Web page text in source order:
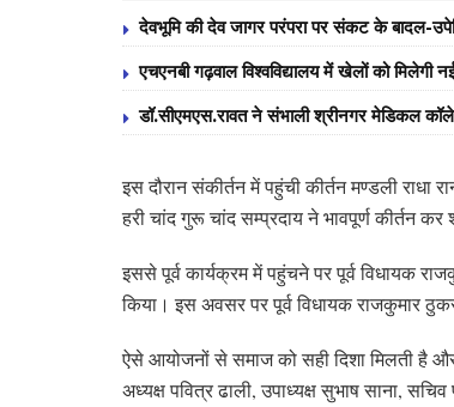
देवभूमि की देव जागर परंपरा पर संकट के बादल-
एचएनबी गढ़वाल विश्वविद्यालय में खेलों को मिलेगी
डॉ.सीएमएस.रावत ने संभाली श्रीनगर मेडिकल
इस दौरान संकीर्तन में पहुंची कीर्तन मण्डली राधा
हरी चांद गुरू चांद सम्प्रदाय ने भावपूर्ण कीर्तन
इससे पूर्व कार्यक्रम में पहुंचने पर पूर्व विधायक
किया। इस अवसर पर पूर्व विधायक राजकुमार
ऐसे आयोजनों से समाज को सही दिशा मिलती है
अध्यक्ष पवित्र ढाली, उपाध्यक्ष सुभाष साना,